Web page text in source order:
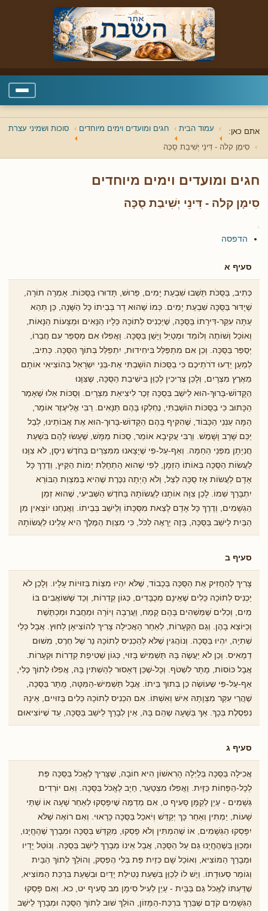
אתם כאן: עמוד הבית חגים ומועדים וימים מיוחדים סוכות ושמיני עצרת
סִימָן קלה - דִּינֵי יְשִׁיבַת סֻכָּה
חגים ומועדים וימים מיוחדים
סִימָן קלה - דִּינֵי יְשִׁיבַת סֻכָּה
הדפסה
סעיף א
כְּתִיב, בַּסֻּכֹּת תֵּשְׁבוּ שִׁבְעַת יָמִים, פֵּרוּשׁ, תָּדוּרוּ בַּסֻּכּוֹת. אָמְרָה תוֹרָה,
שֶׁיָדּוּר בַּסֻּכָּה שִׁבְעַת יָמִים. כְּמוֹ שֶׁהוּא דָר בְּבֵיתוֹ כָּל הַשָּׁנָה, כֵּן תְּהֵא
עַתָּה עִקַּר-דִּירָתוֹ בַּסֻּכָּה, שֶׁיַכְנִיס לְתוֹכָהּ כֵּלָיו הַנָּאִים וּמַצָּעוֹת הַנָּאוֹת,
וְאוֹכֵל וְשׁוֹתֶה וְלוֹמֵד וּמְטַיֵל וְיָשֵׁן בַּסֻּכָּה. וַאֲפִלּוּ אִם מְסַפֵּר עִם חֲבֵרוֹ,
יְסַפֵּר בַּסֻּכָּה. וְכֵן אִם מִתְפַּלֵּל בִּיחִידוּת, יִתְפַּלֵּל בְּתוֹךְ הַסֻּכָּה. כְּתִיב,
לְמַעַן יֵדְעוּ דֹרֹתֵיכֶם כִּי בַסֻּכּוֹת הוֹשַׁבְתִּי אֶת-בְּנֵי יִשְֹרָאֵל בְּהוֹצִיאִי אוֹתָם
מֵאֶרֶץ מִצְרָיִם, וְלָכֵן צְרִיכִין לְכַוֵּן בִּישִׁיבַת הַסֻּכָּה, שֶצִּוָּנוּ
הַקָּדוֹשׁ-בָּרוּךְ-הוּא לֵישֵׁב בַּסֻכָּה זֵכֶר לִיצִיאַת מִצְרָיִם. וְסֻכּוֹת אֵלוּ שֶׁאָמַר
הַכָּתוּב כִּי בַסֻּכּוֹת הוֹשַׁבְתִּי, נֶחְלְקוּ בָּהֶם תַּנָּאִים. רַבִּי אֱלִיעֶזֶר אוֹמֵר,
הֵמָּה עַנְנֵי הַכָּבוֹד, שֶׁהִקִּיף בָּהֶם הַקָּדוֹשׁ-בָּרוּך-הוּא אֶת אֲבוֹתֵינוּ, לְבַל
יַכֵּם שָׁרָב וָשָׁמֶשׁ. וְרַבִּי עֲקִיבָא אוֹמֵר, סֻכּוֹת מַמָּשׁ, שֶׁעָשׂוּ לָהֶם בִּשְׁעַת
חֲנִיָתָן מִפְּנֵי הַחַמָּה. וְאַף-עַל-פִּי שֶׁיָצָאנוּ מִמִּצְרַיִם בְּחֹדֶשׁ נִיסָן, לֹא צִוָּנוּ
לַעֲשׂוֹת הַסֻּכָּה בְּאוֹתוֹ הַזְּמָן, לְפִי שֶׁהוּא הַתְחָלַת יְמוֹת הַקַּיִץ, וְדֶרֶךְ כָּל
אָדָם לַעֲשׂוֹת אָז סֻכָּה לְצֵל, וְלֹא הָיְתָה נִכֶּרֶת שֶׁהִיא בְּמִצְוַת הַבּוֹרֵא
יִתְבָּרַךְ שְׁמוֹ. לָכֵן צִוָּה אוֹתָנוּ לַעֲשׂוֹתָהּ בַּחֹדֶשׁ הַשְּׁבִיעִי, שֶׁהוּא זְמַן
הַגְשָׁמִים, וְדֶרֶךְ כָּל אָדָם לָצֵאת מִסֻּכָּתוֹ וְלֵישֵׁב בְּבֵיתוֹ. וַאֲנַחְנוּ יוֹצְאִין מִן
הַבַּיִת לֵישֵׁב בַּסֻּכָּה, בָּזֶה יֵרָאֶה לַכֹּל, כִּי מִצְוַת הַמֶּלֶךְ הִיא עָלֵינוּ לַעֲשׂוֹתָהּ
סעיף ב
צָרִיךְ לְהַחֲזִיק אֶת הַסֻּכָּה בְּכָבוֹד, שֶׁלֹּא יִהְיוּ מִצְוֹת בְּזוּיוֹת עָלָיו. וְלָכֵן לֹא
יַכְנִיס לְתוֹכָה כֵּלִים שֶׁאֵינָם מְכֻבָּדִים, כְּגוֹן קְדֵרוֹת, וְכַד שֶׁשּׁוֹאֲבִים בּוֹ
מַיִם, וְכֵלִים ֹשֶמַּשְׁהִים בָּהֶם קֶמַח, וַעֲרֵבָה וְיוֹרָה וּמַחֲבַת וּמַכְתֶּשֶׁת
וְכַיּוֹצֵא בָהֶן. וְגַם הַקְּעָרוֹת, לְאַחַר הָאֲכִילָה צָרִיךְ לְהוֹצִיאָן לַחוּץ. אֲבָל כְּלֵי
שְׁתִיָה, יִהְיוּ בַּסֻּכָה. וְנוֹהֲגִין שֶׁלֹּא לְהַכְנִיס לְתוֹכָהּ נֵר ֹשֶל חֶרֶס, מִשׁוּם
דְמָאִיס. וְכֵן לֹא יַעֲשֶׂה בָּהּ תַּשְׁמִישׁ בָּזוּי, כְּגוֹן שְׁטִיפַת קְדֵרוֹת וּקְעָרוֹת.
אֲבָל כּוֹסוֹת, מֻתָּר לִשְׁטֹף. וְכָלֹ-שֶׁכֵּן דְּאָסוּר לְהַשְׁתִּין בָּהּ, אֲפִלּוּ לְתוֹךְ כֶּלִי,
אַף-עַל-פִּי שֶעוֹשֶׂה כֵן בְּתוךְ בֵּיתוֹ. אֲבָל תַּשְׁמִישׁ-הַמִּטָּה, מֻתָּר בַּסֻּכָּה,
שֶׁהֲרֵי עִקַּר מִצְוָתָהּ אִישׁ וְאִשְׁתּוֹ. אִם הִכְנִיס לְתוֹכָהּ כֵּלִים בְּזוּיִים, אֵינָהּ
נִפְסֶלֶת בְּכָךְ. אַךְ בְּשָׁעָה שֶהֵם בָּהּ, אֵין לְבָרֵךְ לֵישֵׁב בַּסֻּכָּה, עַד שֶׁיּוֹצִיאוּם
סעיף ג
אֲכִילָה בַּסֻּכָּה בַּלַיְלָה הָרִאשׁוֹן הִיא חוֹבָה, שֶׁצָּרִיךְ לֶאֱכֹל בַּסֻּכָּה פַּת
לְכָל-הַפָּחוֹת כַּזָּיִת. וַאֲפִלּוּ מִצְטַעֵר, חַיָב לֶאֱכֹל בַּסֻּכָּה. וְאִם יוֹרְדִים
גְּשָׁמִים - עַיֵן לְקַמָּן סָּעִיף ט, אִם מְדַמֶּה שֶׁיִפָּסְקוּ לְאַחַר שָׁעָה אוֹ שְׁתֵּי
שָׁעוֹת, יַמְתִּין וְאַחַר כָּךְ יְקַדֵּשׁ וְיֹאכַל בַּסֻּכָּה כָּרָאוּי. וְאִם רוֹאֶה שֶׁלֹּא
יִפָּסְקוּ הַגְּשָׁמִים, אוֹ שֶׁהִמְתִּין וְלֹא פָסְקוּ, מְקַדֵּשׁ בַּסֻּכָּה וּמְבָרֵךְ שֶׁהֶחֱיָנוּ,
וּמְכַוֵּן בְּשֶׁהֶחֱיָנוּ גַּם עַל הַסֻּכָּה, אֲבָל אֵינוֹ מְבָרֵךְ לֵישֵׁב בַּסֻכָּה. וְנוֹטֵל יָדָיו
וּמְבָרֵךְ הַמּוֹצִיא, וְאוֹכֵל ֹשָם כְּזַיִת פַּת בְּלִי הֶפְסֵק, וְהוֹלֵךְ לְתוֹךְ הַבַּיִת
וְגוֹמֵר סְעוּדָתוֹ. וְיֶשׁ לוֹ לְכַוֵּן בִּשְׁעַת נְטִילַת יָדַיִם וּבִשְׁעַת בִּרְכַּת הַמּוֹצִיא,
שֶׁדַּעְתּוֹ לֶאֱכֹל גַּם בַּבָּיִת - עַיֵן לְעֵיל סִימָן מב סָעִיף יט, כא. וְאִם פָּסְקוּ
הַגְּשָׁמִים קֹדֶם שֶׁבֵּרַךְ בִּרְכַּת-הַמָּזוֹן, הוֹלֵךְ שׁוּב לְתוֹךְ הַסֻּכָּה וּמְבָרֵךְ לֵישֵׁב